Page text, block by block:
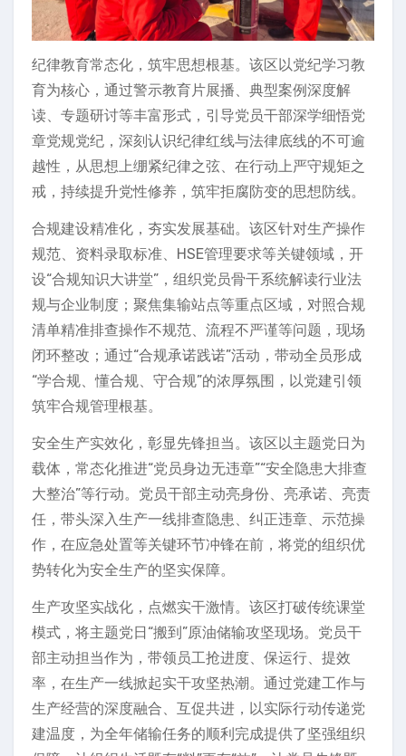
纪律教育常态化，筑牢思想根基。该区以党纪学习教
育为核心，通过警示教育片展播、典型案例深度解
读、专题研讨等丰富形式，引导党员干部深学细悟党
章党规党纪，深刻认识纪律红线与法律底线的不可逾
越性，从思想上绷紧纪律之弦、在行动上严守规矩之
戒，持续提升党性修养，筑牢拒腐防变的思想防线。
合规建设精准化，夯实发展基础。该区针对生产操作
规范、资料录取标准、HSE管理要求等关键领域，开
设“合规知识大讲堂”，组织党员骨干系统解读行业法
规与企业制度；聚焦集输站点等重点区域，对照合规
清单精准排查操作不规范、流程不严谨等问题，现场
闭环整改；通过“合规承诺践诺”活动，带动全员形成
“学合规、懂合规、守合规”的浓厚氛围，以党建引领
筑牢合规管理根基。
安全生产实效化，彰显先锋担当。该区以主题党日为
载体，常态化推进“党员身边无违章”“安全隐患大排查
大整治”等行动。党员干部主动亮身份、亮承诺、亮责
任，带头深入生产一线排查隐患、纠正违章、示范操
作，在应急处置等关键环节冲锋在前，将党的组织优
势转化为安全生产的坚实保障。
生产攻坚实战化，点燃实干激情。该区打破传统课堂
模式，将主题党日“搬到”原油储输攻坚现场。党员干
部主动担当作为，带领员工抢进度、保运行、提效
率，在生产一线掀起实干攻坚热潮。通过党建工作与
生产经营的深度融合、互促共进，以实际行动传递党
建温度，为全年储输任务的顺利完成提供了坚强组织